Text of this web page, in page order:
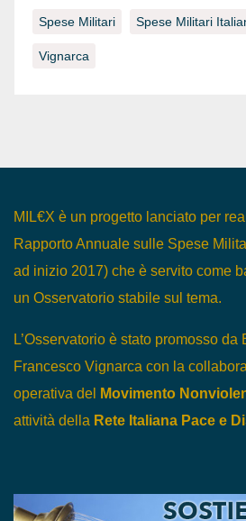
Spese Militari Spese Militari
Vignarca
MIL€X è un progetto lanciato per
Rapporto Annuale sulle Spese
ad inizio 2017) che è servito come
un Osservatorio stabile sul tema.
L’Osservatorio è stato promosso
Francesco Vignarca con la
operativa del
Movimento
attività della Rete Italiana Pace e